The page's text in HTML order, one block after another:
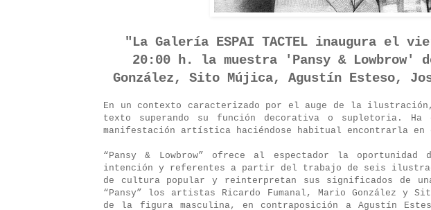
"La Galería ESPAI TACTEL inaugura el
20:00 h. la muestra 'Pansy & Lowbrow'
González, Sito Mújica, Agustín Esteso,
En un contexto caracterizado por el auge de la
texto superando su función decorativa o supletoria. Ha
manifestación artística haciéndose habitual encontrarla en
“Pansy & Lowbrow” ofrece al espectador la
intención y referentes a partir del trabajo de seis
de cultura popular y reinterpretan sus significados de
“Pansy” los artistas Ricardo Fumanal, Mario González y
de la figura masculina, en contraposición a Agustín